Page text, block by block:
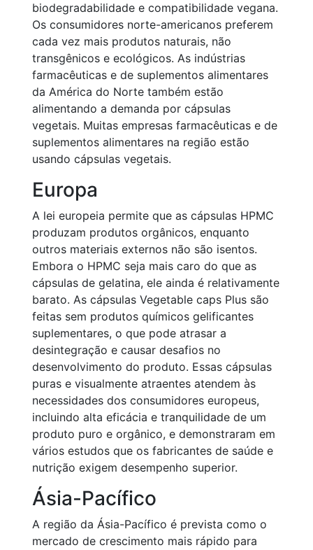
biodegradabilidade e compatibilidade vegana.
Os consumidores norte-americanos preferem
cada vez mais produtos naturais, não
transgênicos e ecológicos. As indústrias
farmacêuticas e de suplementos alimentares
da América do Norte também estão
alimentando a demanda por cápsulas
vegetais. Muitas empresas farmacêuticas e de
suplementos alimentares na região estão
usando cápsulas vegetais.
Europa
A lei europeia permite que as cápsulas HPMC
produzam produtos orgânicos, enquanto
outros materiais externos não são isentos.
Embora o HPMC seja mais caro do que as
cápsulas de gelatina, ele ainda é relativamente
barato. As cápsulas Vegetable caps Plus são
feitas sem produtos químicos gelificantes
suplementares, o que pode atrasar a
desintegração e causar desafios no
desenvolvimento do produto. Essas cápsulas
puras e visualmente atraentes atendem às
necessidades dos consumidores europeus,
incluindo alta eficácia e tranquilidade de um
produto puro e orgânico, e demonstraram em
vários estudos que os fabricantes de saúde e
nutrição exigem desempenho superior.
Ásia-Pacífico
A região da Ásia-Pacífico é prevista como o
mercado de crescimento mais rápido para